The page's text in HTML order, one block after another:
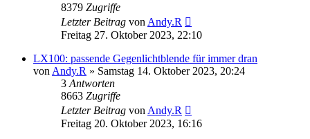
8379 Zugriffe
Letzter Beitrag von Andy.R
Freitag 27. Oktober 2023, 22:10
LX100: passende Gegenlichtblende für immer dran
von Andy.R » Samstag 14. Oktober 2023, 20:24
3 Antworten
8663 Zugriffe
Letzter Beitrag von Andy.R
Freitag 20. Oktober 2023, 16:16